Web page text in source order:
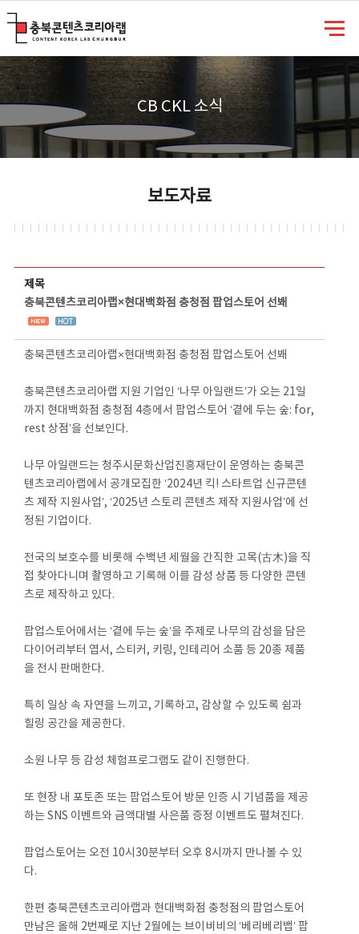
CB CKL 소식
보도자료
제목
충북콘텐츠코리아랩×현대백화점 충청점 팝업스토어 선봬
충북콘텐츠코리아랩×현대백화점 충청점 팝업스토어 선봬
충북콘텐츠코리아랩 지원 기업인 ‘나무 아일랜드’가 오는 21일
까지 현대백화점 충청점 4층에서 팝업스토어 ‘곁에 두는 숲: for,
rest 상점’을 선보인다.
나무 아일랜드는 청주시문화산업진흥재단이 운영하는 충북콘
텐츠코리아랩에서 공개모집한 ‘2024년 킥! 스타트업 신규콘텐
츠 제작 지원사업’, ‘2025년 스토리 콘텐츠 제작 지원사업’에 선
정된 기업이다.
전국의 보호수를 비롯해 수백년 세월을 간직한 고목(古木)을 직
접 찾아다니며 촬영하고 기록해 이를 감성 상품 등 다양한 콘텐
츠로 제작하고 있다.
팝업스토어에서는 ‘곁에 두는 숲’을 주제로 나무의 감성을 담은
다이어리부터 엽서, 스티커, 키링, 인테리어 소품 등 20종 제품
을 전시 판매한다.
특히 일상 속 자연을 느끼고, 기록하고, 감상할 수 있도록 쉼과
힐링 공간을 제공한다.
소원 나무 등 감성 체험프로그램도 같이 진행한다.
또 현장 내 포토존 또는 팝업스토어 방문 인증 시 기념품을 제공
하는 SNS 이벤트와 금액대별 사은품 증정 이벤트도 펼쳐진다.
팝업스토어는 오전 10시30분부터 오후 8시까지 만나볼 수 있
다.
한편 충북콘텐츠코리아랩과 현대백화점 충청점의 팝업스토어
만남은 올해 2번째로 지난 2월에는 브이비비의 ‘베리베리뱁’ 팝